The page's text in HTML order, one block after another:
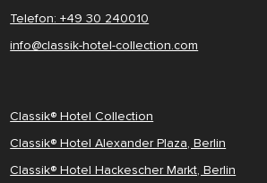
Telefon: +49 30 240010
info@classik-hotel-collection.com
Classik® Hotel Collection
Classik® Hotel Alexander Plaza, Berlin
Classik® Hotel Hackescher Markt, Berlin